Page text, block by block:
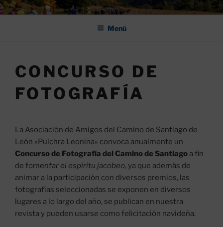
Saltar
al
ASOCIACIÓN DE AMIGOS DEL
CAMINO DE SANTIAGO DE
Menú
CONCURSO DE
FOTOGRAFÍA
La Asociación de Amigos del Camino de Santiago de
León «Pulchra Leonina» convoca anualmente un
Concurso de Fotografía del Camino de Santiago a fin
de fomentar el espíritu jacobeo, ya que además de
animar a la participación con diversos premios, las
fotografías seleccionadas se exponen en diversos
lugares a lo largo del año, se publican en nuestra
revista y pueden usarse como felicitación navideña.